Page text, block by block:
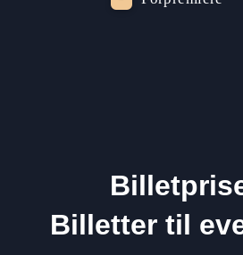
Billetter til